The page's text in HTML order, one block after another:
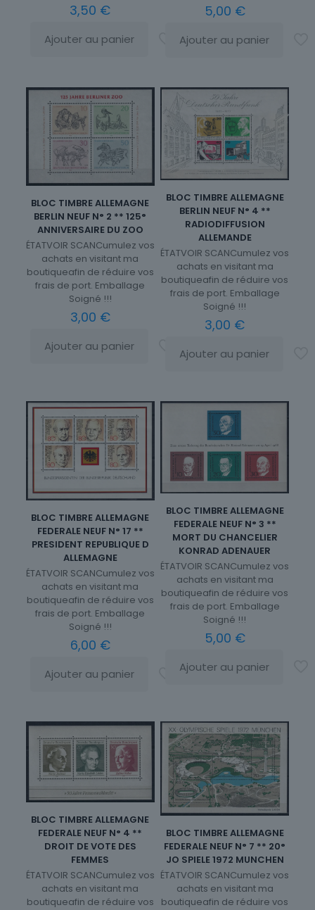
3,50 €
Ajouter au panier
5,00 €
Ajouter au panier
BLOC TIMBRE ALLEMAGNE
BERLIN NEUF N° 2 ** 125°
ANNIVERSAIRE DU ZOO
ÉTATVOIR SCANCumulez vos
achats en visitant ma
boutiqueafin de réduire vos
frais de port. Emballage
Soigné !!!
3,00 €
Ajouter au panier
BLOC TIMBRE ALLEMAGNE
BERLIN NEUF N° 4 **
RADIODIFFUSION
ALLEMANDE
ÉTATVOIR SCANCumulez vos
achats en visitant ma
boutiqueafin de réduire vos
frais de port. Emballage
Soigné !!!
3,00 €
Ajouter au panier
BLOC TIMBRE ALLEMAGNE
FEDERALE NEUF N° 17 **
PRESIDENT REPUBLIQUE D
ALLEMAGNE
ÉTATVOIR SCANCumulez vos
achats en visitant ma
boutiqueafin de réduire vos
frais de port. Emballage
Soigné !!!
6,00 €
Ajouter au panier
BLOC TIMBRE ALLEMAGNE
FEDERALE NEUF N° 3 **
MORT DU CHANCELIER
KONRAD ADENAUER
ÉTATVOIR SCANCumulez vos
achats en visitant ma
boutiqueafin de réduire vos
frais de port. Emballage
Soigné !!!
5,00 €
Ajouter au panier
BLOC TIMBRE ALLEMAGNE
FEDERALE NEUF N° 4 **
DROIT DE VOTE DES
FEMMES
ÉTATVOIR SCANCumulez vos
achats en visitant ma
boutiqueafin de réduire vos
BLOC TIMBRE ALLEMAGNE
FEDERALE NEUF N° 7 ** 20°
JO SPIELE 1972 MUNCHEN
ÉTATVOIR SCANCumulez vos
achats en visitant ma
boutiqueafin de réduire vos